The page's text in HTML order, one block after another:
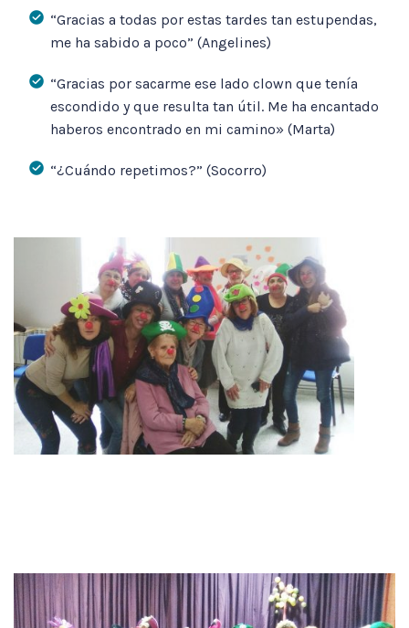
“Gracias a todas por estas tardes tan estupendas,
me ha sabido a poco” (Angelines)
“Gracias por sacarme ese lado clown que tenía
escondido y que resulta tan útil. Me ha encantado
haberos encontrado en mi camino» (Marta)
“¿Cuándo repetimos?” (Socorro)